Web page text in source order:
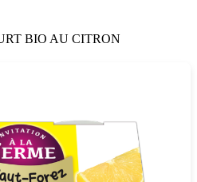
BIO AU CITRON